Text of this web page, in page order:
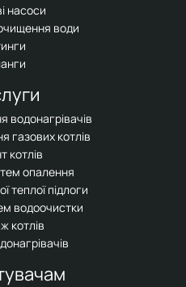
насоси
води
водонагрівачів
газових котлів
котлів
опалення
теплої підлоги
водоочистки
котлів